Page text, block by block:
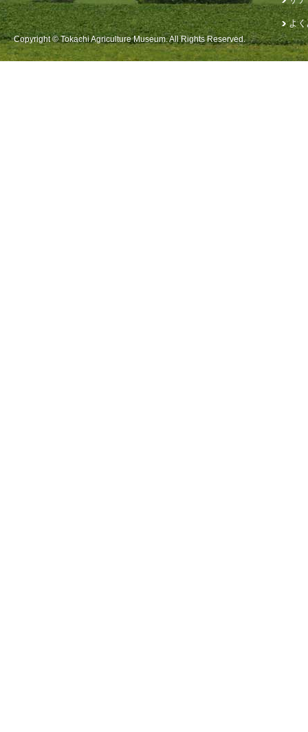
よ
Copyright © Tokachi Agriculture Museum. All Rights Reserved.